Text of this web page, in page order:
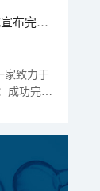
布完成
家致力于
成功完成
基于“吸
体药物